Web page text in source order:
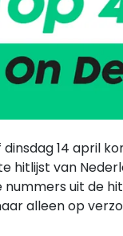
14 april
van
uit de
alleen op